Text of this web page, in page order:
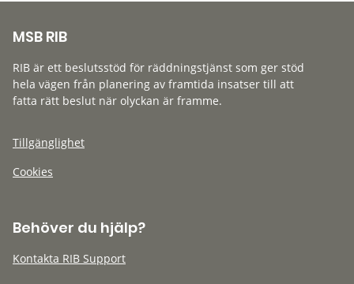
MSB RIB
RIB är ett beslutsstöd för räddningstjänst som ger stöd
hela vägen från planering av framtida insatser till att
fatta rätt beslut när olyckan är framme.
Tillgänglighet
Cookies
Behöver du hjälp?
Kontakta RIB Support